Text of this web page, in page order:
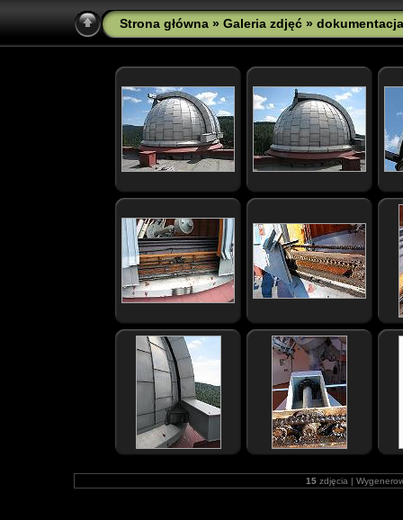
Strona główna » Galeria zdjęć » dokumentacja
15 zdjęcia |